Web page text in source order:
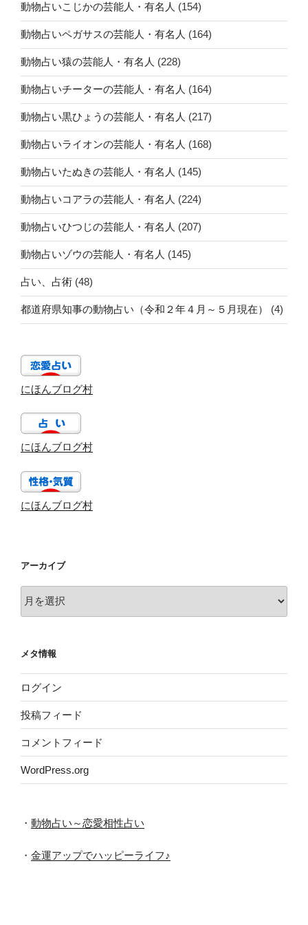
動物占いこじかの芸能人・有名人 (154)
動物占いペガサスの芸能人・有名人 (164)
動物占い猿の芸能人・有名人 (228)
動物占いチーターの芸能人・有名人 (164)
動物占い黒ひょうの芸能人・有名人 (217)
動物占いライオンの芸能人・有名人 (168)
動物占いたぬきの芸能人・有名人 (145)
動物占いコアラの芸能人・有名人 (224)
動物占いひつじの芸能人・有名人 (207)
動物占いゾウの芸能人・有名人 (145)
占い、占術 (48)
都道府県知事の動物占い（令和２年４月～５月現在） (4)
にほんブログ村
にほんブログ村
にほんブログ村
アーカイブ
ー
ブ
メタ情報
ログイン
投稿フィード
コメントフィード
WordPress.org
・ 動物占い～恋愛相性占い
・ 金運アップでハッピーライフ♪